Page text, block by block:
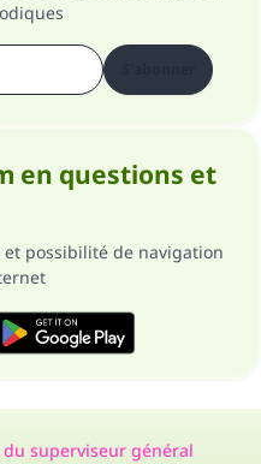
en questions et
possibilité de navigation
superviseur général